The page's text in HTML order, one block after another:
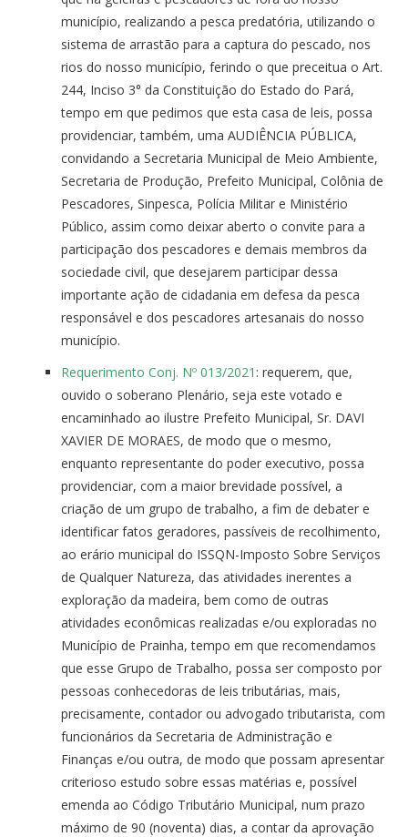
município, realizando a pesca predatória, utilizando o
sistema de arrastão para a captura do pescado, nos
rios do nosso município, ferindo o que preceitua o Art.
244, Inciso 3° da Constituição do Estado do Pará,
tempo em que pedimos que esta casa de leis, possa
providenciar, também, uma AUDIÊNCIA PÚBLICA,
convidando a Secretaria Municipal de Meio Ambiente,
Secretaria de Produção, Prefeito Municipal, Colônia de
Pescadores, Sinpesca, Polícia Militar e Ministério
Público, assim como deixar aberto o convite para a
participação dos pescadores e demais membros da
sociedade civil, que desejarem participar dessa
importante ação de cidadania em defesa da pesca
responsável e dos pescadores artesanais do nosso
município.
Requerimento Conj. Nº 013/2021 : requerem, que,
ouvido o soberano Plenário, seja este votado e
encaminhado ao ilustre Prefeito Municipal, Sr. DAVI
XAVIER DE MORAES, de modo que o mesmo,
enquanto representante do poder executivo, possa
providenciar, com a maior brevidade possível, a
criação de um grupo de trabalho, a fim de debater e
identificar fatos geradores, passíveis de recolhimento,
ao erário municipal do ISSQN-Imposto Sobre Serviços
de Qualquer Natureza, das atividades inerentes a
exploração da madeira, bem como de outras
atividades econômicas realizadas e/ou exploradas no
Município de Prainha, tempo em que recomendamos
que esse Grupo de Trabalho, possa ser composto por
pessoas conhecedoras de leis tributárias, mais,
precisamente, contador ou advogado tributarista, com
funcionários da Secretaria de Administração e
Finanças e/ou outra, de modo que possam apresentar
criterioso estudo sobre essas matérias e, possível
emenda ao Código Tributário Municipal, num prazo
máximo de 90 (noventa) dias, a contar da aprovação